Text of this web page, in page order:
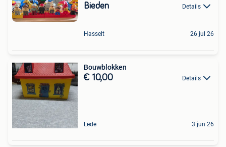
Bieden Details
Hasselt 26 jul 26
Bouwblokken
€ 10,00 Details
Lede 3 jun 26